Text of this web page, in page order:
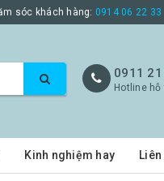
sóc khách hàng: 0914 06 22 33
0911
Hotline hỗ
Kinh nghiệm hay Liên